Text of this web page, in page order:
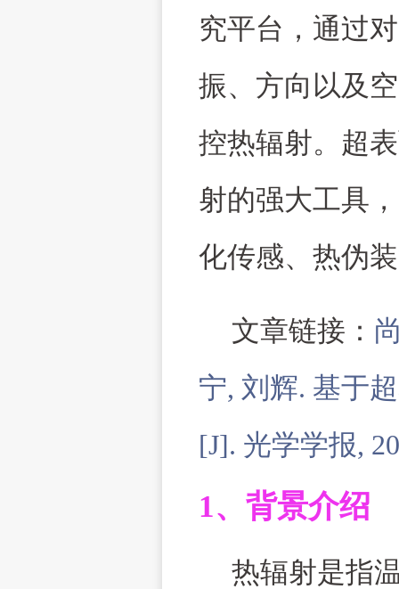
究平台，通过
振、方向以及
控热辐射。超
射的强大工具
化传感、热伪
文章链接：
宁, 刘辉. 基于
[J]. 光学学报,
1、背景介绍
热辐射是指